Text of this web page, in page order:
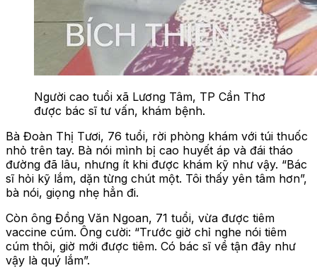
Người cao tuổi xã Lương Tâm, TP Cần Thơ
được bác sĩ tư vấn, khám bệnh.
Bà Đoàn Thị Tươi, 76 tuổi, rời phòng khám với túi thuốc
nhỏ trên tay. Bà nói mình bị cao huyết áp và đái tháo
đường đã lâu, nhưng ít khi được khám kỹ như vậy. “Bác
sĩ hỏi kỹ lắm, dặn từng chút một. Tôi thấy yên tâm hơn”,
bà nói, giọng nhẹ hẳn đi.
Còn ông Đồng Văn Ngoan, 71 tuổi, vừa được tiêm
vaccine cúm. Ông cười: “Trước giờ chỉ nghe nói tiêm
cúm thôi, giờ mới được tiêm. Có bác sĩ về tận đây như
vậy là quý lắm”.